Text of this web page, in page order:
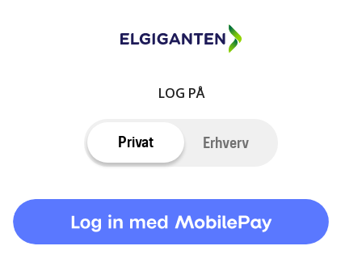
LOG PÅ
Privat Erhverv